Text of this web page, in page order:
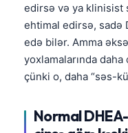
edirsə və ya klinisist
ehtimal edirsə, sadə
edə bilər. Amma
yoxlamalarında
çünki o, daha “səs-
Normal